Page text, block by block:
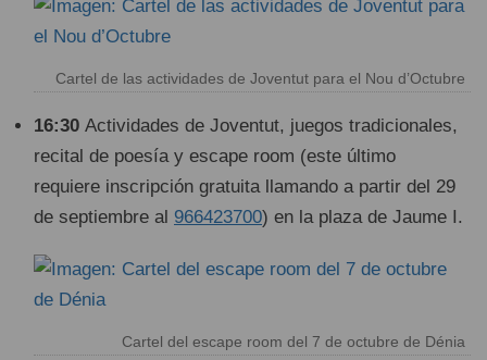
Cartel de las actividades de Joventut para el Nou d’Octubre
16:30 Actividades de Joventut, juegos tradicionales,
recital de poesía y escape room (este último
requiere inscripción gratuita llamando a partir del 29
de septiembre al 966423700) en la plaza de Jaume I.
Cartel del escape room del 7 de octubre de Dénia